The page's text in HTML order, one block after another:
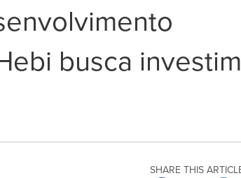
busca
SHARE THIS